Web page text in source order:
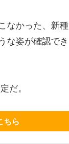
なかった、新種
な姿が確認でき
だ。
ちら